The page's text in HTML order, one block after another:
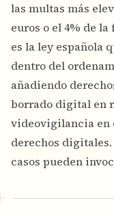
las multas más
euros o el 4% de
es la ley española
dentro del
añadiendo
borrado digital en
videovigilancia en
derechos
casos pueden